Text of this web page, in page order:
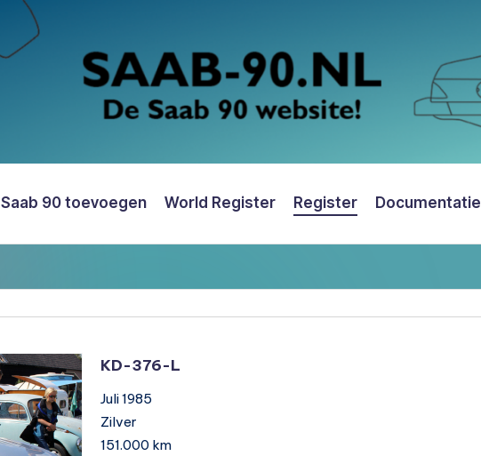
Saab 90 toevoegen World Register Register Documentatie
KD-376-L
Juli 1985
Zilver
151.000 km